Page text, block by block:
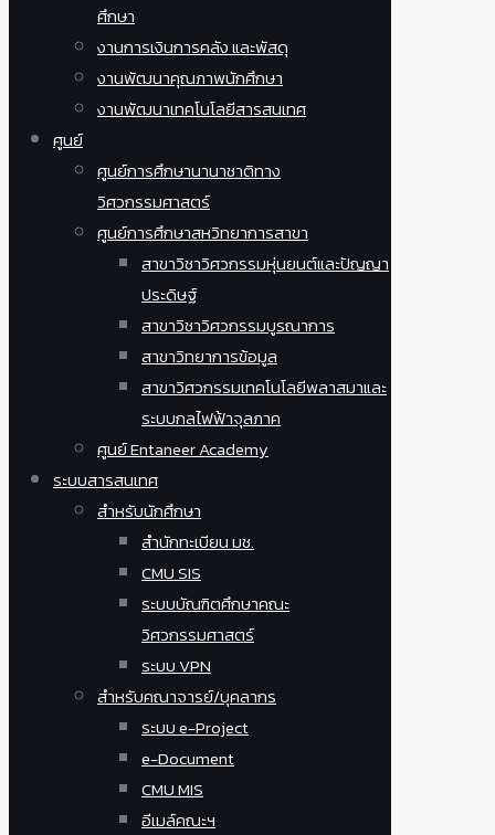
ศึกษา
งานการเงินการคลัง และพัสดุ
งานพัฒนาคุณภาพนักศึกษา
งานพัฒนาเทคโนโลยีสารสนเทศ
ศูนย์
ศูนย์การศึกษานานาชาติทาง
วิศวกรรมศาสตร์
ศูนย์การศึกษาสหวิทยาการสาขา
สาขาวิชาวิศวกรรมหุ่นยนต์และปัญญา
ประดิษฐ์
สาขาวิชาวิศวกรรมบูรณาการ
สาขาวิทยาการข้อมูล
สาขาวิศวกรรมเทคโนโลยีพลาสมาและ
ระบบกลไฟฟ้าจุลภาค
ศูนย์ Entaneer Academy
ระบบสารสนเทศ
สำหรับนักศึกษา
สำนักทะเบียน มช.
CMU SIS
ระบบบัณฑิตศึกษาคณะ
วิศวกรรมศาสตร์
ระบบ VPN
สำหรับคณาจารย์/บุคลากร
ระบบ e-Project
e-Document
CMU MIS
อีเมล์คณะฯ